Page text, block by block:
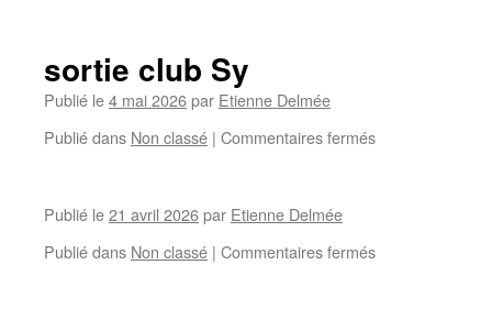
sortie club Sy
Publié le4 mai 2026par Etienne Delmée
Publié dans Non classé | Commentaires ferméssur
Publié le21 avril 2026par Etienne Delmée
Publié dans Non classé | Commentaires ferméssur